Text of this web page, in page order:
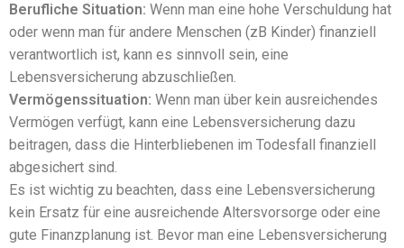
Berufliche Situation: Wenn man eine hohe Verschuldung hat
oder wenn man für andere Menschen (zB Kinder) finanziell
verantwortlich ist, kann es sinnvoll sein, eine
Lebensversicherung abzuschließen.
Vermögenssituation: Wenn man über kein ausreichendes
Vermögen verfügt, kann eine Lebensversicherung dazu
beitragen, dass die Hinterbliebenen im Todesfall finanziell
abgesichert sind.
Es ist wichtig zu beachten, dass eine Lebensversicherung
kein Ersatz für eine ausreichende Altersvorsorge oder eine
gute Finanzplanung ist. Bevor man eine Lebensversicherung